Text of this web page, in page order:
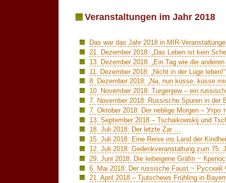
Veranstaltungen im Jahr 2018
Das war das Jahr 2018 in MIR-
21. Dezember 2018: „Das Leben ist kein
13. Dezember 2018: „Ein Tag wie die
11. Dezember 2018: „Nicht in der Lüge
8. Dezember 2018: „Na, nun küsse, küsse
10. November 2018: Turgenjew – ein
7. November 2018: Russische Spuren in der
7. Oktober 2018: Der neblige Morgen – Утро
13. September 2018 – Tschaikowskij und
18. Juli 2018: Der letzte Zar …
15. Juli 2018: Eine Reise ins Land der
12. Juli 2018: Gedenkveranstaltung zum 75.
29. Juni 2018: Die leibeigene Gräfin ~
6. Mai 2018: Der russische Faust ~ Русский
21. April 2018 – Tjutschews Frühling in